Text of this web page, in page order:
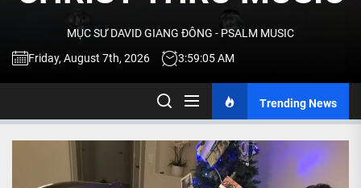
NHẠC
TALK
MỤC SƯ DAVID GIANG ĐÔNG - PSALM MUSIC
Friday, August 7th, 2026
3:59:07 AM
Trending News